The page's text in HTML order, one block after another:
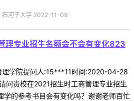
石河子大学 2022-11-09
理专业招生名额会不会有变化823
理学院提问人:15***11时间:2020-04-28
问贵校在2021招生时工商管理专业招生
学的参考书目会有变化吗？谢谢老师百忙